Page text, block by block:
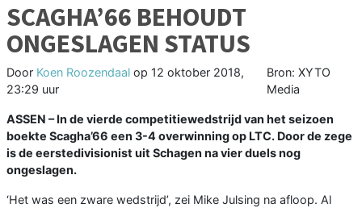
SCAGHA’66 BEHOUDT
ONGESLAGEN STATUS
Door Koen Roozendaal op 12 oktober 2018,
23:29 uur
Bron: XYTO
Media
ASSEN –In de vierde competitiewedstrijd van het seizoen
boekte Scagha’66 een 3-4 overwinning op LTC. Door de zege
is de eerstedivisionist uit Schagen na vier duels nog
ongeslagen.
‘Het was een zware wedstrijd’, zei Mike Julsing na afloop. Al